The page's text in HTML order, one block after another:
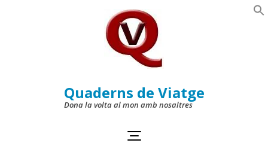
Quaderns de Viatge
Dona la volta al mon amb nosaltres